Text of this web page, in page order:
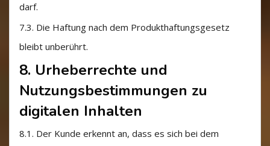
darf.
7.3. Die Haftung nach dem Produkthaftungsgesetz
bleibt unberührt.
8. Urheberrechte und
Nutzungsbestimmungen zu
digitalen Inhalten
8.1. Der Kunde erkennt an, dass es sich bei dem